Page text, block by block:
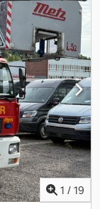
2006, =
=
ESTADO =
de cilindros: 6
por molas de
duplos Pesos
bruto total (PBV):
técnico:
N Nex Ah Rswa
entre em contato
1 / 19